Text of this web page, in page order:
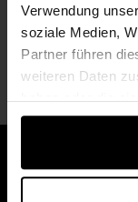
Verwendung
soziale Medien,
Partner führen
weiteren Daten
haben oder die
gesammelt haben.
1 919,00 €